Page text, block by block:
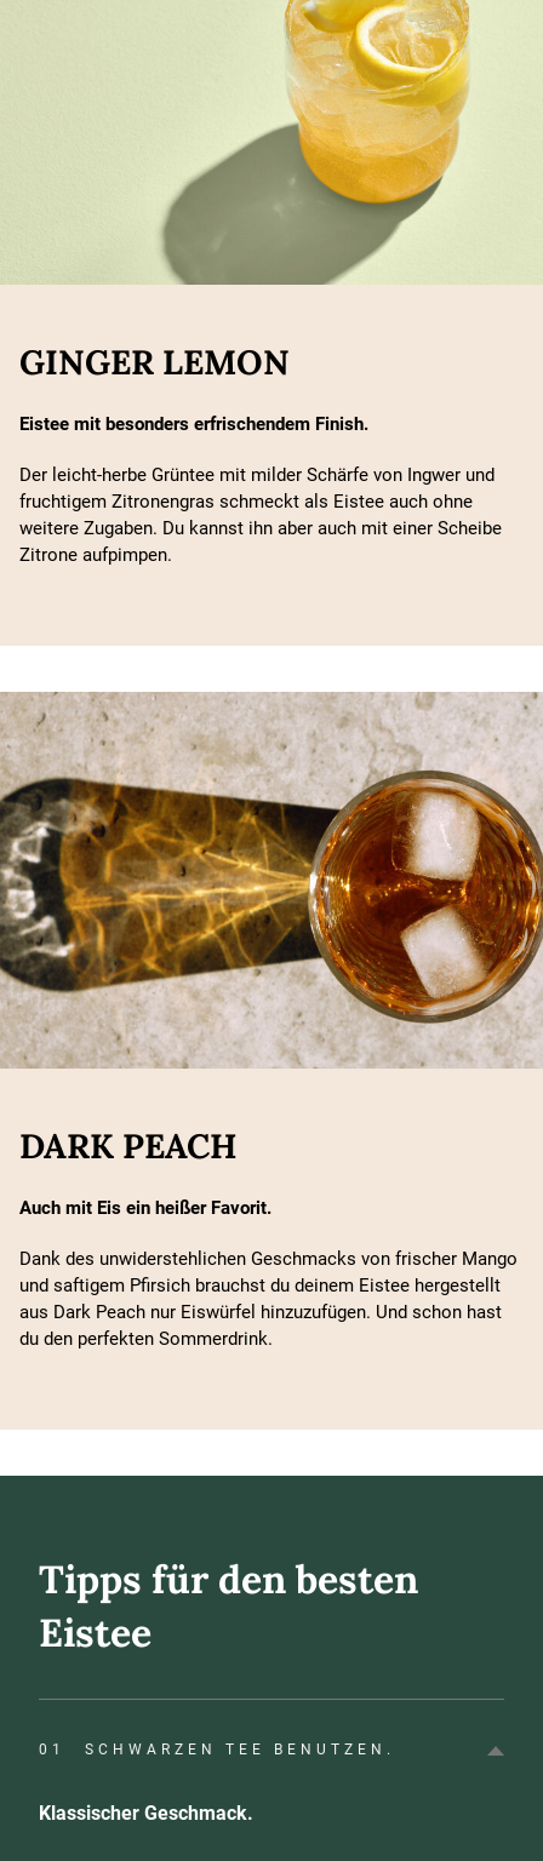
GINGER LEMON
Eistee mit besonders erfrischendem Finish.
Der leicht-herbe Grüntee mit milder Schärfe von Ingwer und
fruchtigem Zitronengras schmeckt als Eistee auch ohne
weitere Zugaben. Du kannst ihn aber auch mit einer Scheibe
Zitrone aufpimpen.
DARK PEACH
Auch mit Eis ein heißer Favorit.
Dank des unwiderstehlichen Geschmacks von frischer Mango
und saftigem Pfirsich brauchst du deinem Eistee hergestellt
aus Dark Peach nur Eiswürfel hinzuzufügen. Und schon hast
du den perfekten Sommerdrink.
Tipps für den besten
Eistee
01 SCHWARZEN TEE BENUTZEN.
Klassischer Geschmack.